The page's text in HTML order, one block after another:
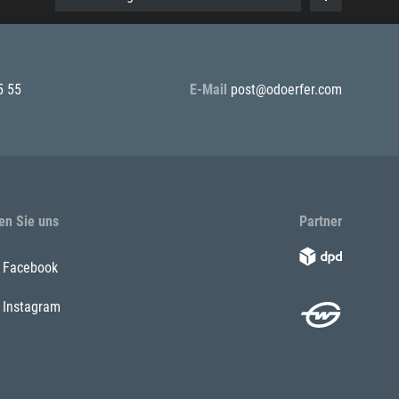
55 E-Mail post@odoerfer.com
Sie uns
Facebook
Instagram
Partner